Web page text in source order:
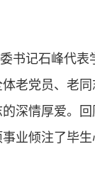
书记石峰代表
体老党员、老
的深情厚爱。
业倾注了毕生